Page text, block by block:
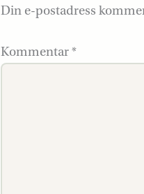
Din e-postadress
Kommentar*